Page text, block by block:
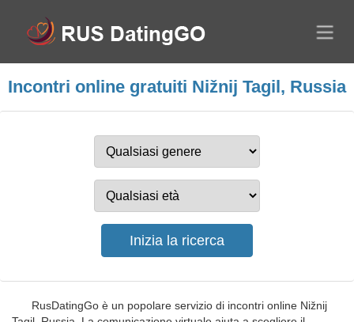
Incontri online gratuiti Nižnij Tagil, Russia
RusDatingGo è un popolare servizio di incontri online Nižnij